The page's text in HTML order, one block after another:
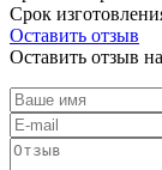
Срок
Оставить отзыв
Оставить отзыв